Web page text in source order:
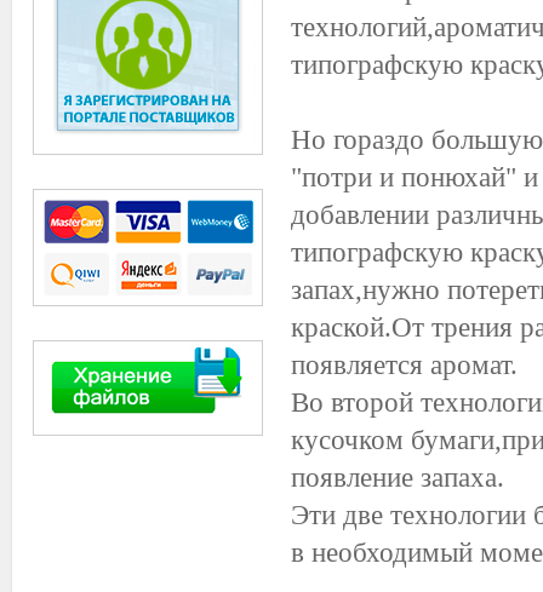
типографскую
Но гораздо
"потри и понюхай"
добавлении
типографскую
запах,нужно
краской.От трения
появляется аромат.
Во второй
кусочком
появление запаха.
Эти две технологии
в необходимый